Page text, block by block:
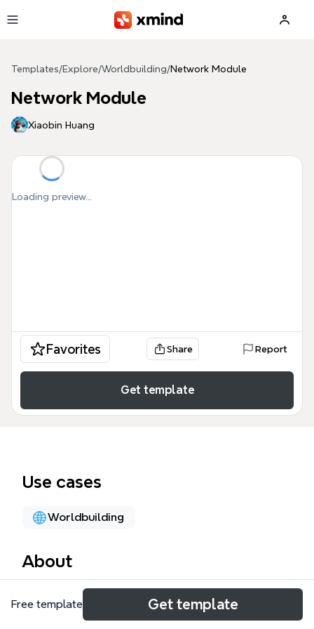
Templates/Explore/Worldbuilding/Network Module
Network Module
Xiaobin Huang
Loading preview...
Favorites Share Report
Get template
Use cases
Worldbuilding
About
Network Module 思维导图模板涵盖了多人游戏网络同
步的核心概念，包括锁步协议、客户端-服务器架构和
Free template Get template